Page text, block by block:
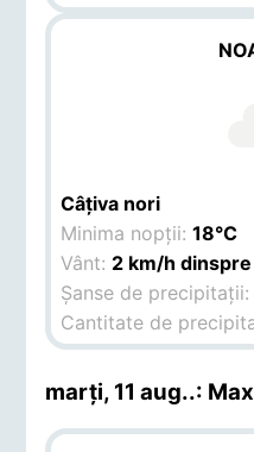
Câțiva nori
Minima nopții:18°C
Vânt: 2 km/h dinspre
Șanse de
Cantitate de
marți, 11 aug..: